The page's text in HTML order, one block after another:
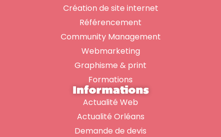
Création de site internet
Référencement
Community Management
Webmarketing
Graphisme & print
Formations
Informations
Actualité Web
Actualité Orléans
Demande de devis